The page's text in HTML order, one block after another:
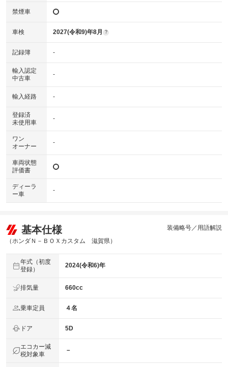
禁煙車
車検 2027(令和9)年8月 ?
記録簿 -
輸入認定
中古車
-
輸入経路 -
登録済
未使用車
-
ワン
オーナー
-
車両状態
評価書
ディーラ
ー車
-
基本仕様
（ホンダＮ－ＢＯＸカスタム 滋賀県）
装備略号／用語解説
年式（初度
登録）
2024(令和6)年
排気量 660cc
乗車定員 ４名
ドア 5D
エコカー減
税対象車
－